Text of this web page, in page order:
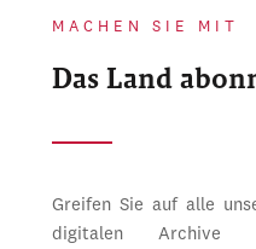
MACHEN SIE MIT
Das Land
Greifen Sie auf alle
digitalen Archive